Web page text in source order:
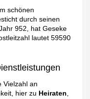
schönen
durch seinen
952, hat Geseke
lautet 59590
Vielzahl an
hier zu Heiraten